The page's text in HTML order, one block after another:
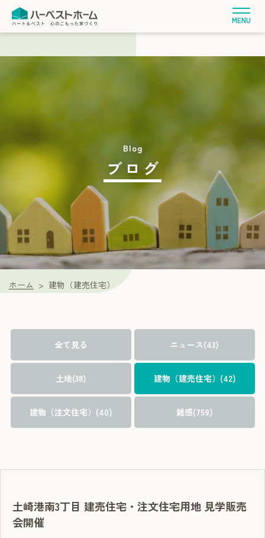
MENU
ブログ
ホーム 建物（建売住宅）
全て見る ニュース(43)
土地(38) 建物（建売住宅）(42)
建物（注文住宅）(40) 雑感(759)
土崎港南3丁目 建売住宅・注文住宅用地 見学販売
会開催